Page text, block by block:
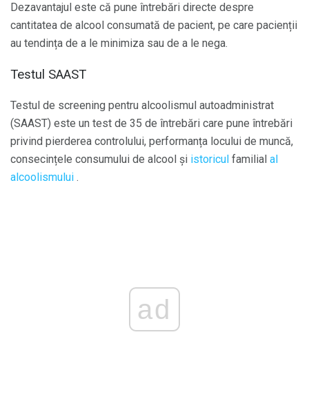
Dezavantajul este că pune întrebări directe despre
cantitatea de alcool consumată de pacient, pe care pacienții
au tendința de a le minimiza sau de a le nega.
Testul SAAST
Testul de screening pentru alcoolismul autoadministrat
(SAAST) este un test de 35 de întrebări care pune întrebări
privind pierderea controlului, performanța locului de muncă,
consecințele consumului de alcool și istoricul familial al
alcoolismului .
ad